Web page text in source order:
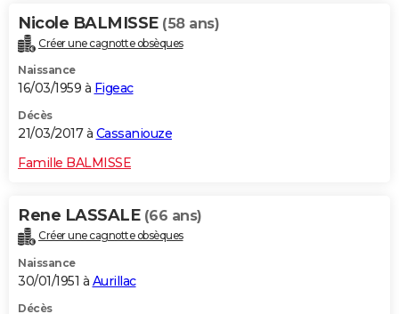
Nicole BALMISSE (58 ans)
Créer une cagnotte obsèques
Naissance
16/03/1959 à Figeac
Décès
21/03/2017 à Cassaniouze
Famille BALMISSE
Rene LASSALE (66 ans)
Créer une cagnotte obsèques
Naissance
30/01/1951 à Aurillac
Décès